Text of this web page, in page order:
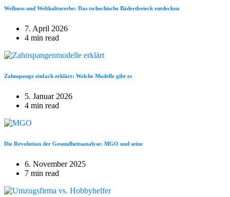
Wellness und Weltkulturerbe: Das tschechische Bäderdreieck entdecken
7. April 2026
4 min read
Zahnspange einfach erklärt: Welche Modelle gibt es
5. Januar 2026
4 min read
Die Revolution der Gesundheitsanalyse: MGO und seine
6. November 2025
7 min read